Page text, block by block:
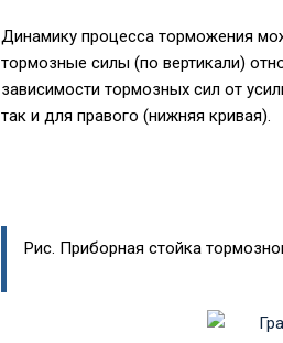
Динамику процесса торможения
тормозные силы (по вертикали)
зависимости тормозных сил от
так и для правого (нижняя кривая).
Рис. Приборная стойка